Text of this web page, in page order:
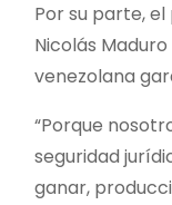
Por su parte,
Nicolás
venezolana
“Porque
seguridad
ganar,